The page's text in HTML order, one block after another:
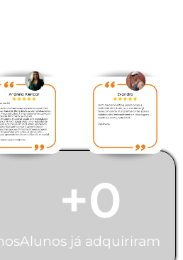
alunos:
Alunos já adquiriram
+0